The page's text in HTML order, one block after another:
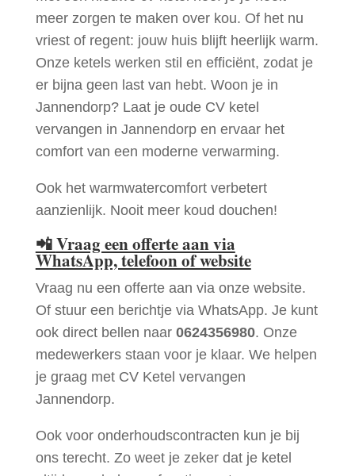
meer zorgen te maken over kou. Of het nu
vriest of regent: jouw huis blijft heerlijk warm.
Onze ketels werken stil en efficiënt, zodat je
er bijna geen last van hebt. Woon je in
Jannendorp? Laat je oude CV ketel
vervangen in Jannendorp en ervaar het
comfort van een moderne verwarming.
Ook het warmwatercomfort verbetert
aanzienlijk. Nooit meer koud douchen!
📲Vraag een offerte aan via
WhatsApp, telefoon of website
Vraag nu een offerte aan via onze website.
Of stuur een berichtje via WhatsApp. Je kunt
ook direct bellen naar 0624356980. Onze
medewerkers staan voor je klaar. We helpen
je graag met CV Ketel vervangen
Jannendorp.
Ook voor onderhoudscontracten kun je bij
ons terecht. Zo weet je zeker dat je ketel